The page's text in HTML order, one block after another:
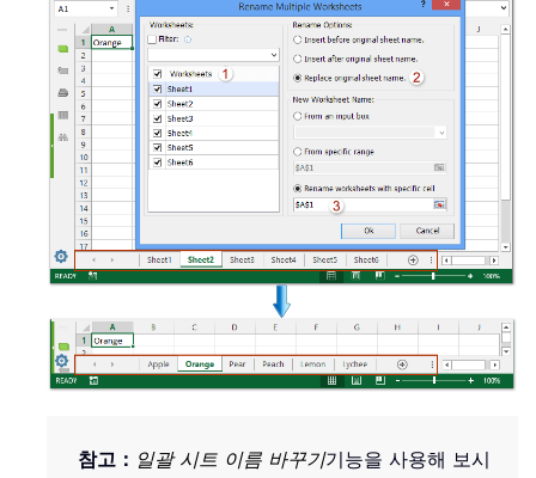
참고： 일괄 시트 이름 바꾸기기능을 사용해 보시